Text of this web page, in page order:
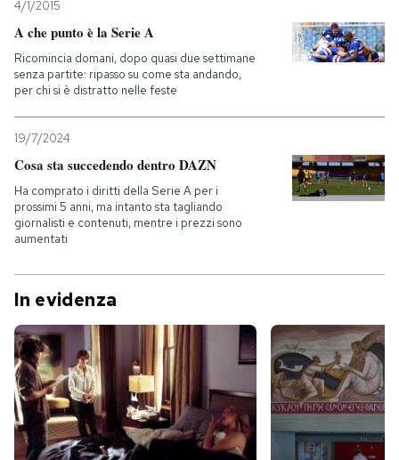
4/1/2015
A che punto è la Serie A
Ricomincia domani, dopo quasi due settimane
senza partite: ripasso su come sta andando,
per chi si è distratto nelle feste
19/7/2024
Cosa sta succedendo dentro DAZN
Ha comprato i diritti della Serie A per i
prossimi 5 anni, ma intanto sta tagliando
giornalisti e contenuti, mentre i prezzi sono
aumentati
In evidenza